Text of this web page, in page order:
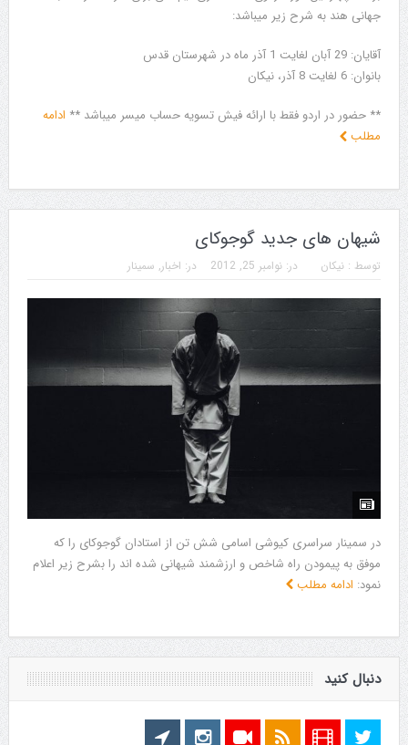
جهانی هند به شرح زیر میباشد:
آقایان: 29 آبان لغایت 1 آذر ماه در شهرستان قدس
بانوان: 6 لغایت 8 آذر، نیکان
** حضور در اردو فقط با ارائه فیش تسویه حساب میسر میباشد ** ادامه
مطلب
شیهان های جدید گوجوکای
توسط : نیکان در: نوامبر 25, 2012 در: اخبار, سمینار
در سمینار سراسری کیوشی اسامی شش تن از استادان گوجوکای را که
موفق به پیمودن راه شاخص و ارزشمند شیهانی شده اند را بشرح زیر اعلام
نمود: ادامه مطلب
دنبال کنید